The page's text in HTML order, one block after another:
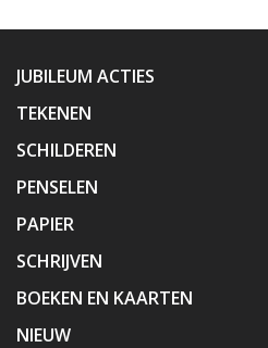
JUBILEUM ACTIES
TEKENEN
SCHILDEREN
PENSELEN
PAPIER
SCHRIJVEN
BOEKEN EN KAARTEN
NIEUW